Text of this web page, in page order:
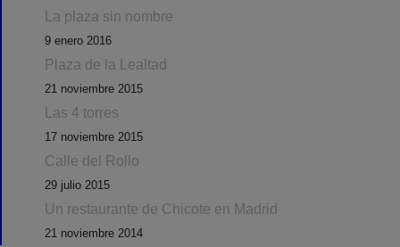
La plaza sin nombre
9 enero 2016
Plaza de la Lealtad
21 noviembre 2015
Las 4 torres
17 noviembre 2015
Calle del Rollo
29 julio 2015
Un restaurante de Chicote en Madrid
21 noviembre 2014